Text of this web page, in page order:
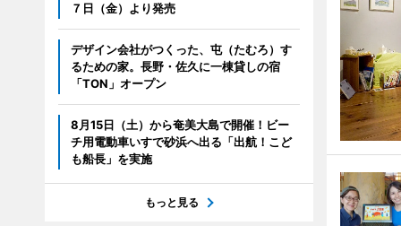
７日（金）より発売
デザイン会社がつくった、屯（たむろ）す
るための家。長野・佐久に一棟貸しの宿
「TON」オープン
8月15日（土）から奄美大島で開催！ビー
チ用電動車いすで砂浜へ出る「出航！こど
も船長」を実施
もっと見る